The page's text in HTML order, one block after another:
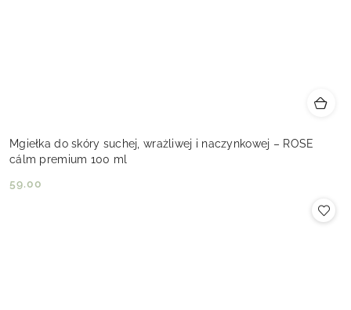
Mgiełka do skóry suchej, wrażliwej i naczynkowej – ROSE
cálm premium 100 ml
Cena:
59.00